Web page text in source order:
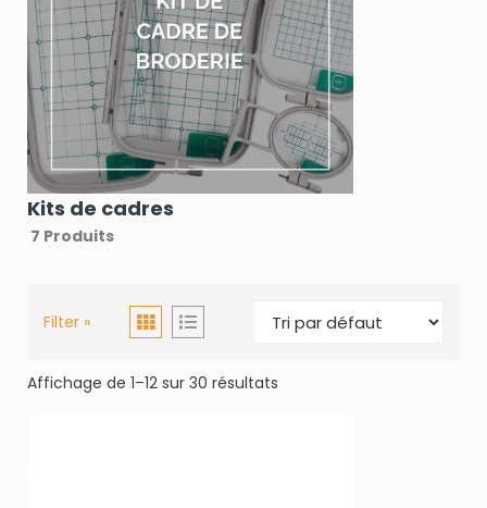
Kits de cadres
7 Produits
Filter »
Affichage de 1–12 sur 30 résultats